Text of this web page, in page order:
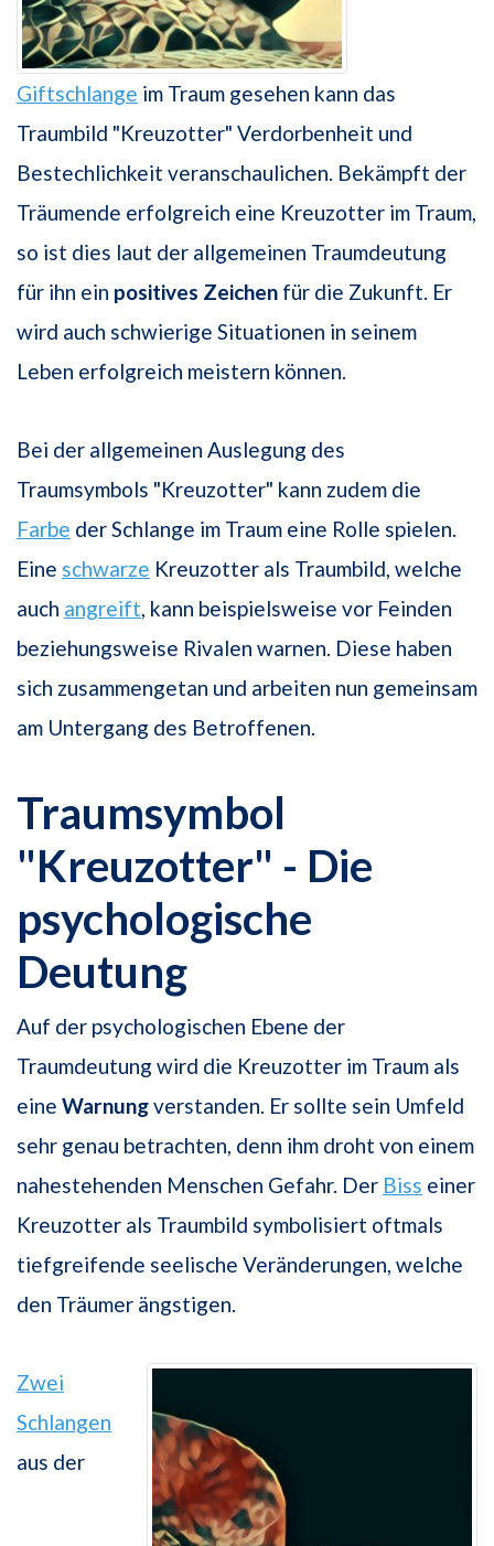
Giftschlange im Traum gesehen kann das
Traumbild "Kreuzotter" Verdorbenheit und
Bestechlichkeit veranschaulichen. Bekämpft der
Träumende erfolgreich eine Kreuzotter im Traum,
so ist dies laut der allgemeinen Traumdeutung
für ihn ein positives Zeichen für die Zukunft. Er
wird auch schwierige Situationen in seinem
Leben erfolgreich meistern können.
Bei der allgemeinen Auslegung des
Traumsymbols "Kreuzotter" kann zudem die
Farbe der Schlange im Traum eine Rolle spielen.
Eine schwarze Kreuzotter als Traumbild, welche
auch angreift , kann beispielsweise vor Feinden
beziehungsweise Rivalen warnen. Diese haben
sich zusammengetan und arbeiten nun gemeinsam
am Untergang des Betroffenen.
Traumsymbol
"Kreuzotter" - Die
psychologische
Deutung
Auf der psychologischen Ebene der
Traumdeutung wird die Kreuzotter im Traum als
eine Warnungverstanden. Er sollte sein Umfeld
sehr genau betrachten, denn ihm droht von einem
nahestehenden Menschen Gefahr. Der Biss einer
Kreuzotter als Traumbild symbolisiert oftmals
tiefgreifende seelische Veränderungen, welche
den Träumer ängstigen.
Zwei
Schlangen
aus der